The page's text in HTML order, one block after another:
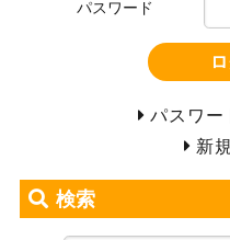
パスワード
パスワー
新
検索